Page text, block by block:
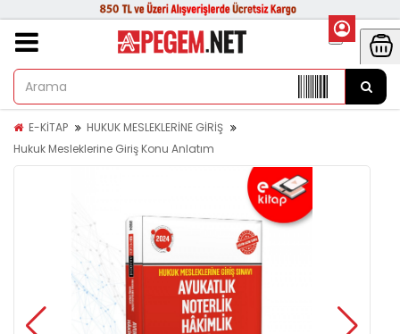
E-KİTAP
HUKUK MESLEKLERİNE GİRİŞ
Hukuk Mesleklerine Giriş Konu Anlatım